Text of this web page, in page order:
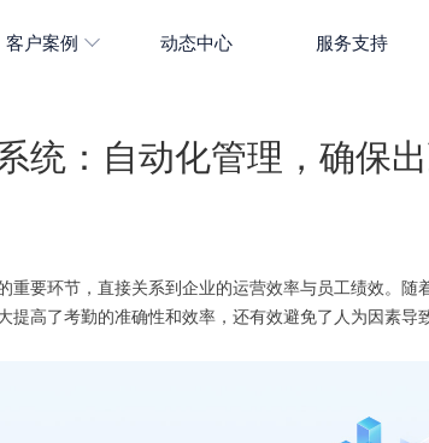
客户案例 动态中心 服务支持
统：自动化管理，确保
重要环节，直接关系到企业的运营效率与员工绩效。
提高了考勤的准确性和效率，还有效避免了人为因素导